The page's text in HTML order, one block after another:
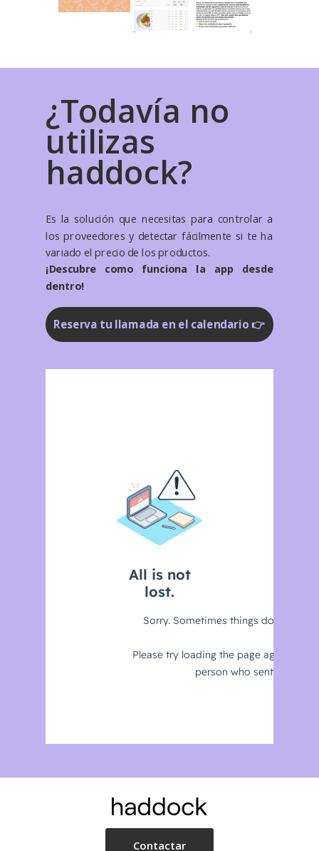
¿Todavía no
utilizas
haddock?
Reserva tu llamada en el calendario 👉
Es la solución que necesitas para controlar a
los proveedores y detectar fácilmente si te ha
variado el precio de los productos.
¡Descubre como funciona la app desde
dentro!
Contactar